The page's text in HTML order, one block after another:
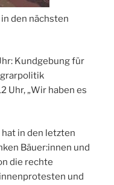
den nächsten
Kundgebung für
Uhr, „Wir haben es
in den letzten
Bäuer:innen und
die rechte
und